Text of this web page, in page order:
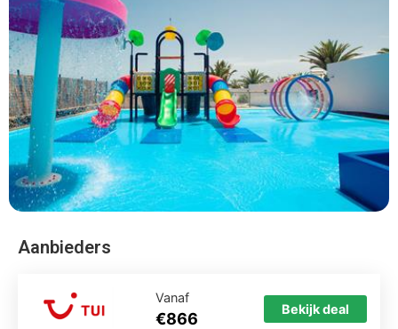
Aanbieders
Vanaf
€866 Bekijk deal